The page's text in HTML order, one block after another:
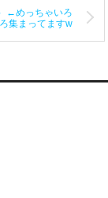
←めっちゃいろ
集まってますw